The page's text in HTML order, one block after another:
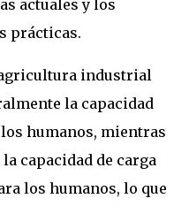
actuales y los
prácticas.
industrial
la capacidad
humanos, mientras
capacidad de carga
los humanos, lo que